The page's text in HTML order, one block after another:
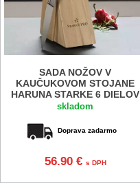
SADA NOŽOV V
KAUČUKOVOM STOJANE
HARUNA STARKE 6 DIELOV
skladom
Doprava zadarmo
56.90 € s DPH